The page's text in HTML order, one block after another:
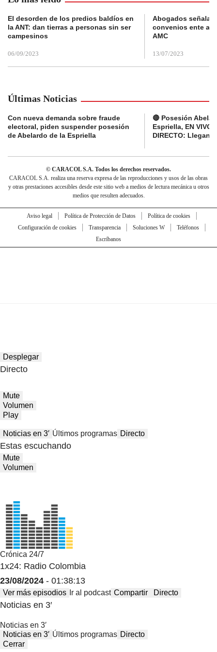
El desorden de los predios baldíos en
la ANT: dan tierras a personas sin ser
campesinos
06/09/2023
Abogados
convenios ente
AMC
13/07/2023
Últimas Noticias
Con nueva demanda sobre fraude
electoral, piden suspender posesión
de Abelardo de la Espriella
🔴 Posesión
Espriella, EN VIVO
DIRECTO: Llegan
© CARACOL S.A. Todos los derechos reservados.
CARACOL S.A. realiza una reserva expresa de las reproducciones y usos de las obras
y otras prestaciones accesibles desde este sitio web a medios de lectura mecánica u otros
medios que resulten adecuados.
Aviso legal Política de Protección de Datos
Política de cookies
Configuración de cookies
Transparencia Soluciones W
Teléfonos
Escríbanos
Desplegar
Directo
Mute
Volumen
Play
Noticias en 3′ Últimos programas Directo
Estas escuchando
Mute
Volumen
Crónica 24/7
1x24: Radio Colombia
23/08/2024 - 01:38:13
Ver más episodios Ir al podcast Compartir Directo
Noticias en 3′
Noticias en 3′
Noticias en 3′ Últimos programas Directo
Cerrar